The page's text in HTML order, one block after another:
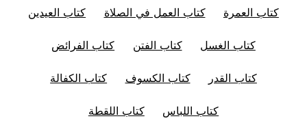
كتاب العمرة كتاب العمل في الصلاة كتاب العيدين
كتاب الغسل كتاب الفتن كتاب الفرائض
كتاب القدر كتاب الكسوف كتاب الكفالة
كتاب اللباس كتاب اللقطة